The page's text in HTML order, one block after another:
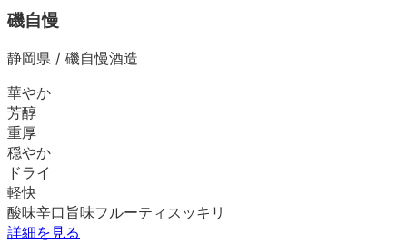
磯自慢
静岡県 / 磯自慢酒造
華やか
芳醇
重厚
穏やか
ドライ
軽快
酸味辛口 旨味フルーティ スッキリ
詳細を見る